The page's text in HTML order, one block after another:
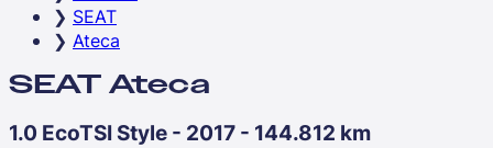
SEAT
Ateca
SEAT Ateca
1.0 EcoTSI Style - 2017 - 144.812 km